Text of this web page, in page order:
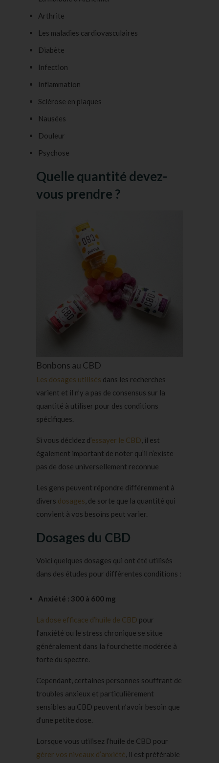
Arthrite
Les maladies cardiovasculaires
Diabète
Infection
Inflammation
Sclérose en plaques
Nausées
Douleur
Psychose
Quelle quantité devez-
vous prendre ?
Bonbons au CBD
Les dosages utilisés dans les recherches
varient et il n’y a pas de consensus sur la
quantité à utiliser pour des conditions
spécifiques.
Si vous décidez d’essayer le CBD, il est
également important de noter qu’il n’existe
pas de dose universellement reconnue
Les gens peuvent répondre différemment à
divers dosages, de sorte que la quantité qui
convient à vos besoins peut varier.
Dosages du CBD
Voici quelques dosages qui ont été utilisés
dans des études pour différentes conditions :
Anxiété : 300 à 600 mg
La dose efficace d’huile de CBD pour
l’anxiété ou le stress chronique se situe
généralement dans la fourchette modérée à
forte du spectre.
Cependant, certaines personnes souffrant de
troubles anxieux et particulièrement
sensibles au CBD peuvent n’avoir besoin que
d’une petite dose.
Lorsque vous utilisez l’huile de CBD pour
gérer vos niveaux d’anxiété, il est préférable